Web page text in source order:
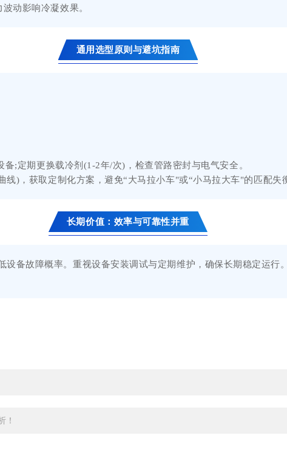
动影响冷凝效果。
通用选型原则与避坑指南
;定期更换载冷剂(1-2年/次)，检查管路密封与电气安全。
)，获取定制化方案，避免“大马拉小车"或“小马拉大车"的匹配失
长期价值：效率与可靠性并重
故障概率。重视设备安装调试与定期维护，确保长期稳定运行
！